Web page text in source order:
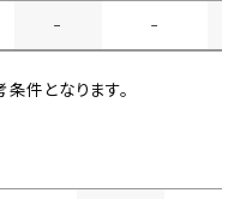
− −
件となります。